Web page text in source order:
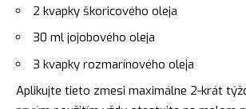
2 kvapky škoricového oleja
30 ml jojobového oleja
3 kvapky rozmarínového oleja
Aplikujte tieto zmesi maximálne 2-krát